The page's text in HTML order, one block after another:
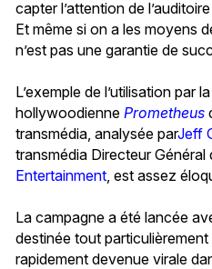
capter l’attention de
Et même si on a les moyens
n’est pas une garantie de
L’exemple de l’utilisation par
hollywoodienne Prometheus
transmédia, analysée parJeff
transmédia Directeur Général
Entertainment , est assez
La campagne a été lancée
destinée tout particulièrement
rapidement devenue virale